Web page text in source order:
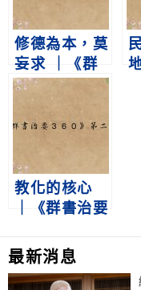
修德為本，莫
妄求 ｜《群
書治要３６
０》第二冊
第1集
教化的核心
｜《群書治要
冊 第228集
最新消息